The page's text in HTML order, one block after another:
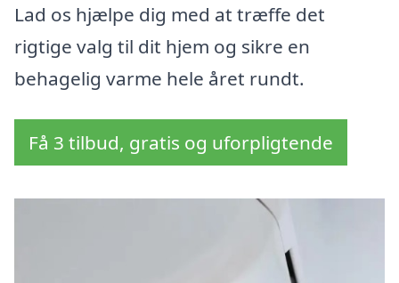
Lad os hjælpe dig med at træffe det
rigtige valg til dit hjem og sikre en
behagelig varme hele året rundt.
Få 3 tilbud, gratis og uforpligtende